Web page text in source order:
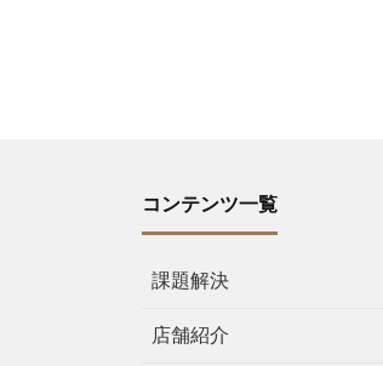
コンテンツ一覧
課題解決
店舗紹介